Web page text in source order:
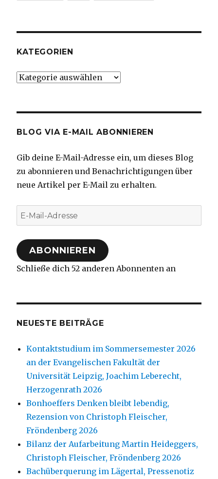
KATEGORIEN
Kategorien
BLOG VIA E-MAIL ABONNIEREN
Gib deine E-Mail-Adresse ein, um dieses Blog
zu abonnieren und Benachrichtigungen über
neue Artikel per E-Mail zu erhalten.
E-
Mail-
Adresse
ABONNIEREN
Schließe dich 52 anderen Abonnenten an
NEUESTE BEITRÄGE
Kontaktstudium im Sommersemester 2026
an der Evangelischen Fakultät der
Universität Leipzig, Joachim Leberecht,
Herzogenrath 2026
Bonhoeffers Denken bleibt lebendig,
Rezension von Christoph Fleischer,
Fröndenberg 2026
Bilanz der Aufarbeitung Martin Heideggers,
Christoph Fleischer, Fröndenberg 2026
Bachüberquerung im Lägertal, Pressenotiz